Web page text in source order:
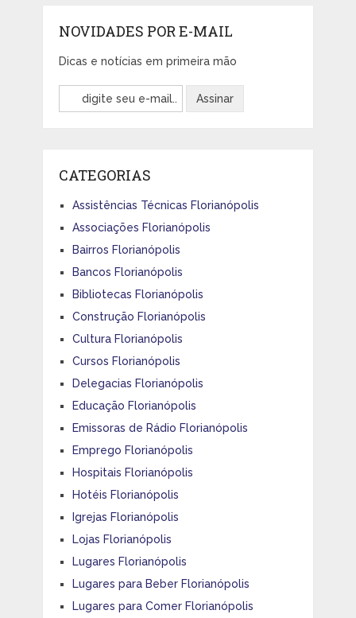
NOVIDADES POR E-MAIL
Dicas e notícias em primeira mão
CATEGORIAS
Assistências Técnicas Florianópolis
Associações Florianópolis
Bairros Florianópolis
Bancos Florianópolis
Bibliotecas Florianópolis
Construção Florianópolis
Cultura Florianópolis
Cursos Florianópolis
Delegacias Florianópolis
Educação Florianópolis
Emissoras de Rádio Florianópolis
Emprego Florianópolis
Hospitais Florianópolis
Hotéis Florianópolis
Igrejas Florianópolis
Lojas Florianópolis
Lugares Florianópolis
Lugares para Beber Florianópolis
Lugares para Comer Florianópolis